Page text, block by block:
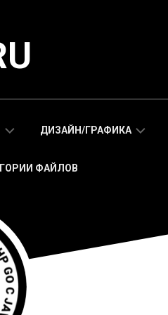
ДИЗАЙН/ГРАФИКА
HTML5
ФАЙЛОВ